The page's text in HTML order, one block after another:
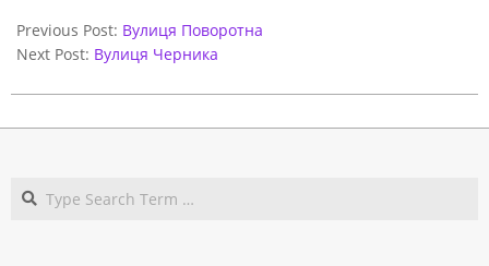
05-
31
Previous Post: Вулиця Поворотна
Next Post: Вулиця Черника